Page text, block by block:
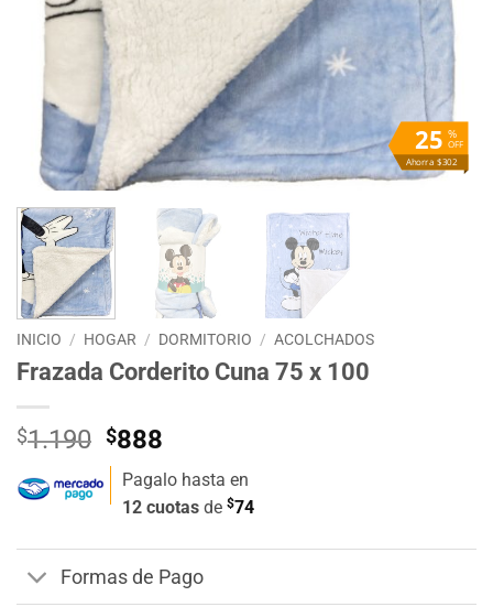
%
OFF
25
Ahorra $302
INICIO / HOGAR / DORMITORIO / ACOLCHADOS
Frazada Corderito Cuna 75 x 100
$1.190 El
precio
original
era:
$1.190.
$888
precio
actual
es:
$888.
Pagalo hasta en
12 cuotas de $74
Formas de Pago